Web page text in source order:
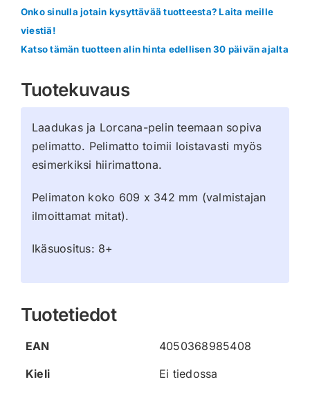
määrä
Onko sinulla jotain kysyttävää tuotteesta? Laita meille
viestiä!
Katso tämän tuotteen alin hinta edellisen 30 päivän ajalta
Tuotekuvaus
Laadukas ja Lorcana-pelin teemaan sopiva
pelimatto. Pelimatto toimii loistavasti myös
esimerkiksi hiirimattona.
Pelimaton koko 609 x 342 mm (valmistajan
ilmoittamat mitat).
Ikäsuositus: 8+
Tuotetiedot
EAN
4050368985408
Kieli
Ei tiedossa